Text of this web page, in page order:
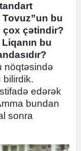
bu
çox çətindir?
bu
nöqtəsində
bilirdik.
edərək
bundan
sonra